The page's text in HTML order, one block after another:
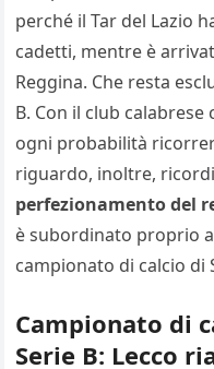
perché il Tar del Lazio
cadetti, mentre è
Reggina. Che resta
B. Con il club
ogni probabilità
riguardo, inoltre,
perfezionamento del
è subordinato proprio
campionato di calcio di
Campionato di
Serie B: Lecco